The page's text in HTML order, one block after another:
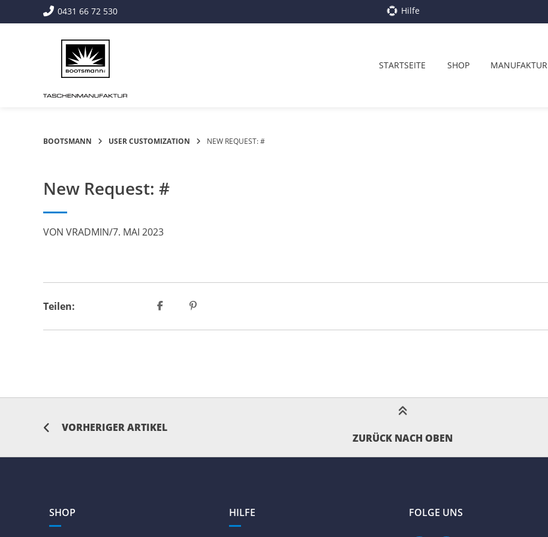
zum
0431 66 72 530 Hilfe
STARTSEITE SHOP MANUFAKTUR
BOOTSMANN USER CUSTOMIZATION NEW REQUEST: #
New Request: #
VON VRADMIN/7. MAI 2023
Teilen:
VORHERIGER ARTIKEL
ZURÜCK NACH OBEN
SHOP HILFE FOLGE UNS